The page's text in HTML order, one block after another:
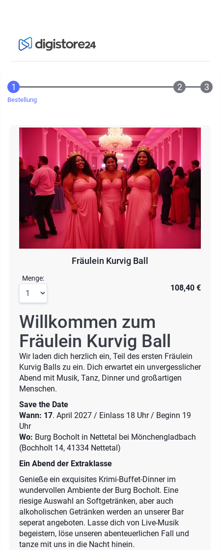
Bestellung
Fräulein Kurvig Ball
Menge:
108,40 €
Willkommen zum
Fräulein Kurvig Ball
Wir laden dich herzlich ein, Teil des ersten Fräulein
Kurvig Balls zu ein. Dich erwartet ein unvergesslicher
Abend mit Musik, Tanz, Dinner und großartigen
Menschen.
Save the Date
Wann: 17. April 2027 / Einlass 18 Uhr / Beginn 19
Uhr
Wo: Burg Bocholt in Nettetal bei Mönchengladbach
(Bochholt 14, 41334 Nettetal)
Ein Abend der Extraklasse
Genieße ein exquisites Krimi-Buffet-Dinner im
wundervollen Ambiente der Burg Bocholt. Eine
riesige Auswahl an Softgetränken, aber auch
alkoholischen Getränken werden an unserer Bar
seperat angeboten. Lasse dich von Live-Musik
begeistern, löse unseren abenteuerlichen Fall und
tanze mit uns in die Nacht hinein.